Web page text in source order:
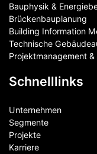
Bauphysik &
Brückenbauplanung
Building Information
Technische
Projektmanagement
Schnelllinks
Unternehmen
Segmente
Projekte
Karriere